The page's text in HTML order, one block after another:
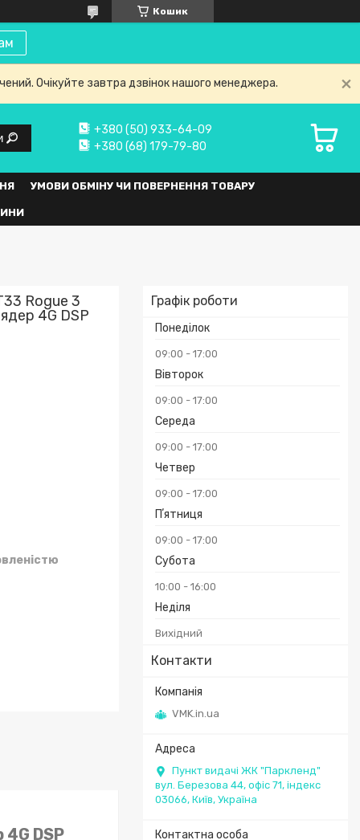
Кошик
Очікуйте завтра дзвінок нашого менеджера.
+380 (50) 933-64-09
+380 (68) 179-79-80
УМОВИ ОБМІНУ ЧИ ПОВЕРНЕННЯ ТОВАРУ
Графік роботи
Понеділок
09:00 17:00
Вівторок
09:00 17:00
Середа
09:00 17:00
Четвер
09:00 17:00
Пʼятниця
09:00 17:00
Субота
10:00 16:00
Неділя
Вихідний
Контакти
VMK.in.ua
Пункт видачі ЖК "Паркленд"
вул. Березова 44, офіс 71, індекс
03066, Київ, Україна
Rogue 3
4G DSP
DSP